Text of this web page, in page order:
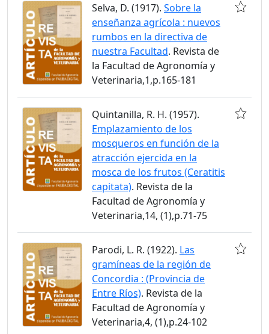
Selva, D. (1917). Sobre la
enseñanza agrícola : nuevos
rumbos en la directiva de
nuestra Facultad. Revista de
la Facultad de Agronomía y
Veterinaria,1,p.165-181
Quintanilla, R. H. (1957).
Emplazamiento de los
mosqueros en función de la
atracción ejercida en la
mosca de los frutos (Ceratitis
capitata). Revista de la
Facultad de Agronomía y
Veterinaria,14, (1),p.71-75
Parodi, L. R. (1922). Las
gramíneas de la región de
Concordia : (Provincia de
Entre Ríos). Revista de la
Facultad de Agronomía y
Veterinaria,4, (1),p.24-102